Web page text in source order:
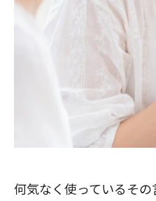
何気なく使っているそ